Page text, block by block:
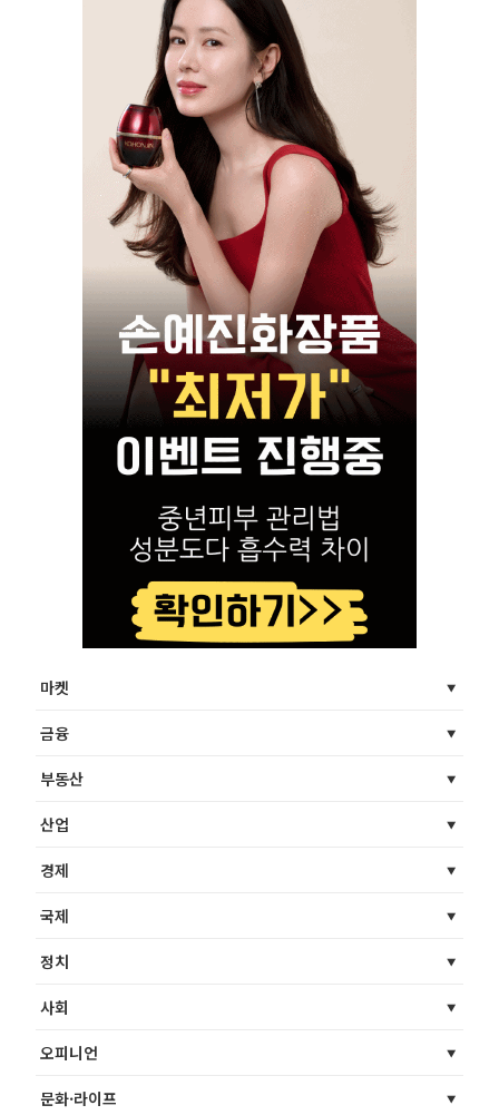
마켓
금융
부동산
산업
경제
국제
정치
사회
오피니언
문화·라이프